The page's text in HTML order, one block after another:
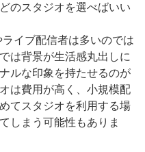
のスタジオを選べばいい
イブ配信者は多いのでは
は背景が生活感丸出しに
ルな印象を持たせるのが
は費用が高く、小規模配
てスタジオを利用する場
しまう可能性もありま